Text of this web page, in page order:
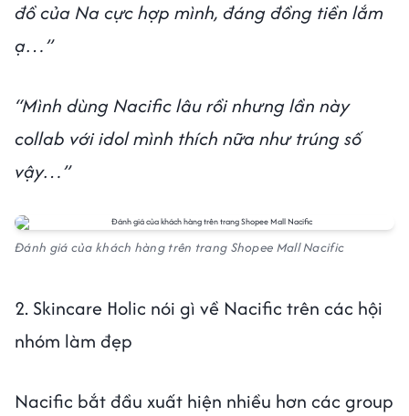
đồ của Na cực hợp mình, đáng đồng tiền lắm
ạ…”
“Mình dùng Nacific lâu rồi nhưng lần này
collab với idol mình thích nữa như trúng số
vậy…”
Đánh giá của khách hàng trên trang Shopee Mall Nacific
2. Skincare Holic nói gì về Nacific trên các hội
nhóm làm đẹp
Nacific bắt đầu xuất hiện nhiều hơn các group